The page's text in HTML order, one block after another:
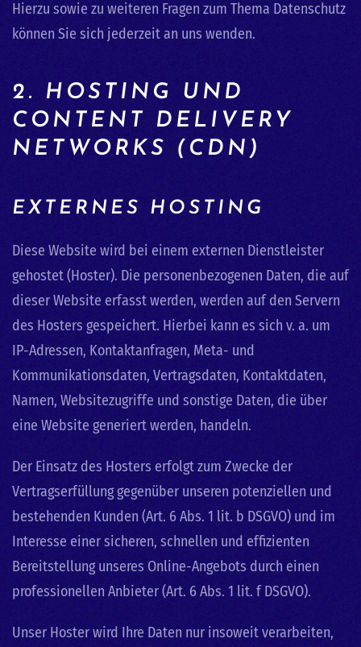
Hierzu sowie zu weiteren Fragen zum Thema Datenschutz
können Sie sich jederzeit an uns wenden.
2. HOSTING UND
CONTENT DELIVERY
NETWORKS (CDN)
EXTERNES HOSTING
Diese Website wird bei einem externen Dienstleister
gehostet (Hoster). Die personenbezogenen Daten, die auf
dieser Website erfasst werden, werden auf den Servern
des Hosters gespeichert. Hierbei kann es sich v. a. um
IP-Adressen, Kontaktanfragen, Meta- und
Kommunikationsdaten, Vertragsdaten, Kontaktdaten,
Namen, Websitezugriffe und sonstige Daten, die über
eine Website generiert werden, handeln.
Der Einsatz des Hosters erfolgt zum Zwecke der
Vertragserfüllung gegenüber unseren potenziellen und
bestehenden Kunden (Art. 6 Abs. 1 lit. b DSGVO) und im
Interesse einer sicheren, schnellen und effizienten
Bereitstellung unseres Online-Angebots durch einen
professionellen Anbieter (Art. 6 Abs. 1 lit. f DSGVO).
Unser Hoster wird Ihre Daten nur insoweit verarbeiten,